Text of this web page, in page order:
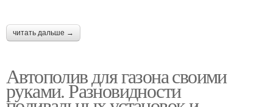
читать дальше →
Автополив для газона своими
руками. Разновидности